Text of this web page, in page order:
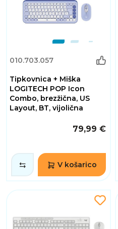
010.703.057
Tipkovnica + Miška
LOGITECH POP Icon
Combo, brezžična, US
Layout, BT, vijolična
79,99 €
V košarico